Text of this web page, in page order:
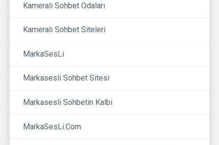
Kameralı Sohbet Odaları
Kameralı Sohbet Siteleri
MarkaSesLi
Markasesli Sohbet Sitesi
Markasesli Sohbetin Kalbi
MarkaSesLi.Com